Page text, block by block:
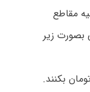
مقاطع
بصورت زیر